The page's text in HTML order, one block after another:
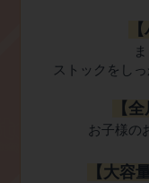
ストックをし
【
お子様の
【大容